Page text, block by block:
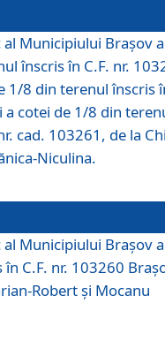
Municipiului Braşov a
înscris în C.F. nr.
1/8 din terenul înscris
a cotei de 1/8 din
cad. 103261, de la
Niculina.
Municipiului Braşov a
C.F. nr. 103260
Robert și Mocanu